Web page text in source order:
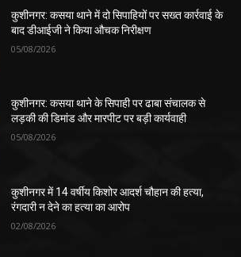
कुशीनगर: कसया थाने में दो सिपाहियों पर सख्त कार्रवाई के
बाद डीआईजी ने किया औचक निरीक्षण
05/08/2026
कुशीनगर: कसया थाने के सिपाही पर ढाबा संचालक से
लड़की की डिमांड और मारपीट पर बड़ी कार्यवाही
05/08/2026
कुशीनगर में 14 वर्षीय किशोर आदर्श चौहान की हत्या,
रंगदारी न देने का हत्या का आरोप
02/08/2026